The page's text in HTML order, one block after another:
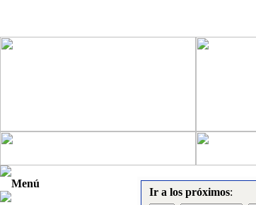
Menú
Ir a los próximos: